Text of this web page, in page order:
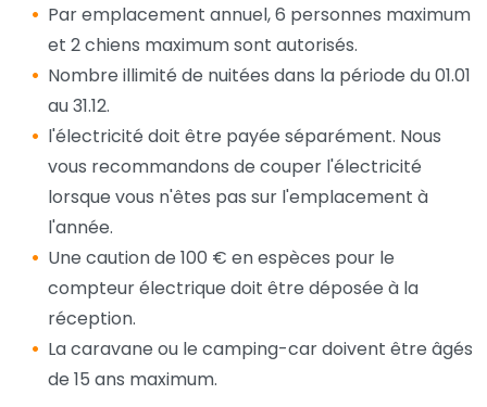
Par emplacement annuel, 6 personnes maximum
et 2 chiens maximum sont autorisés.
Nombre illimité de nuitées dans la période du 01.01
au 31.12.
l'électricité doit être payée séparément. Nous
vous recommandons de couper l'électricité
lorsque vous n'êtes pas sur l'emplacement à
l'année.
Une caution de 100 € en espèces pour le
compteur électrique doit être déposée à la
réception.
La caravane ou le camping-car doivent être âgés
de 15 ans maximum.